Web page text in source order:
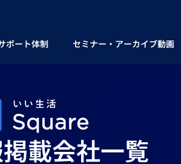
ポート体制 セミナー・アーカイブ動画
載会社一覧